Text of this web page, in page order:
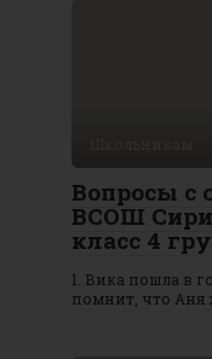
Вопросы с
ВСОШ
класс 4
1. Вика пошла в
помнит, что Аня